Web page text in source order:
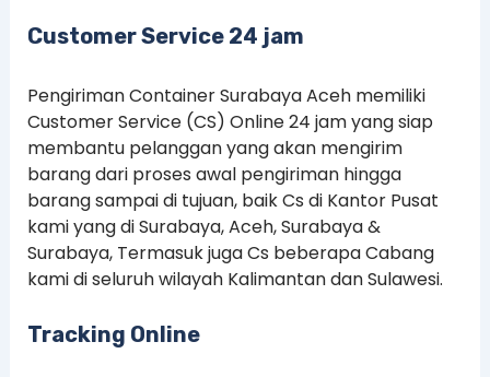
Customer Service 24 jam
Pengiriman Container Surabaya Aceh memiliki
Customer Service (CS) Online 24 jam yang siap
membantu pelanggan yang akan mengirim
barang dari proses awal pengiriman hingga
barang sampai di tujuan, baik Cs di Kantor Pusat
kami yang di Surabaya, Aceh, Surabaya &
Surabaya, Termasuk juga Cs beberapa Cabang
kami di seluruh wilayah Kalimantan dan Sulawesi.
Tracking Online